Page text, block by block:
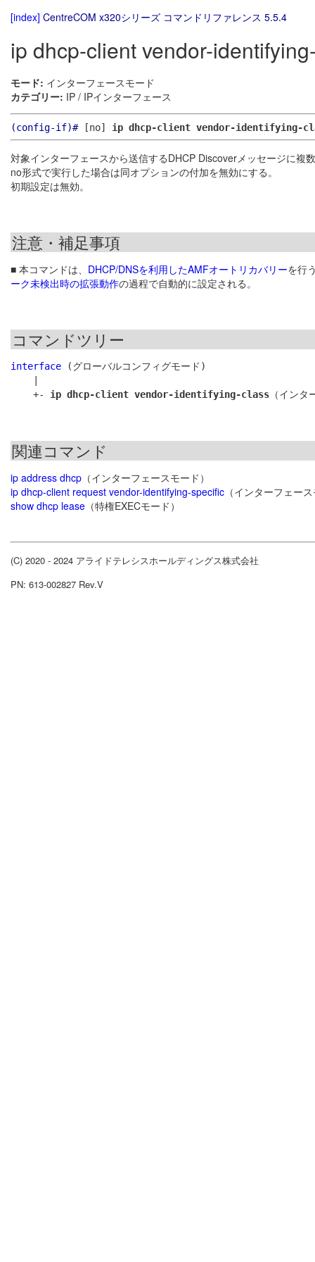
[index] CentreCOM x320シリーズ コマンドリファレンス 5.5.4
ip dhcp-client vendor-
モード: インターフェースモード
カテゴリー: IP / IPインターフェース
(config-if)#[no] ip dhcp-client vendor-identifying-
対象インターフェースから送信するDHCP Discoverメッセージに
no形式で実行した場合は同オプションの付加を無効にする。
初期設定は無効。
注意・補足事項
■ 本コマンドは、 DHCP/DNSを利用したAMFオートリカバリーを行
ーク未検出時の拡張動作の過程で自動的に設定される。
コマンドツリー
interface (グローバルコンフィグモード)
    +-
ip dhcp-client vendor-identifying-class
関連コマンド
ip address dhcp （インターフェースモード）
ip dhcp-client request vendor-identifying-specific （インターフェー
show dhcp lease （特権EXECモード）
(C) 2020 - 2024 アライドテレシスホールディングス株式会社
PN: 613-002827 Rev.V